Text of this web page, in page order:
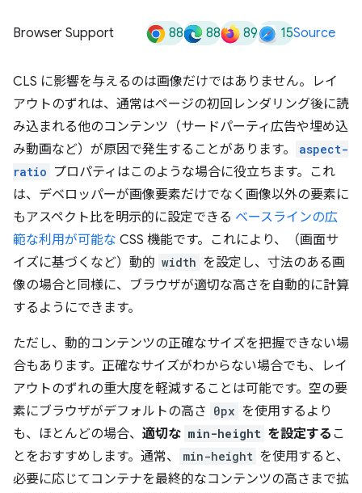
Browser Support 88 88 89 15Source
CLS に影響を与えるのは画像だけではありません。レイ
アウトのずれは、通常はページの初回レンダリング後に読
み込まれる他のコンテンツ（サードパーティ広告や埋め込
み動画など）が原因で発生することがあります。
aspect-
ratio プロパティはこのような場合に役立ちます。これ
は、デベロッパーが画像要素だけでなく画像以外の要素に
もアスペクト比を明示的に設定できる ベースラインの広
範な利用が可能な CSS 機能です。これにより、（画面サ
イズに基づくなど）動的 width を設定し、寸法のある画
像の場合と同様に、ブラウザが適切な高さを自動的に計算
するようにできます。
ただし、動的コンテンツの正確なサイズを把握できない場
合もあります。正確なサイズがわからない場合でも、レイ
アウトのずれの重大度を軽減することは可能です。空の要
素にブラウザがデフォルトの高さ 0px を使用するより
も、ほとんどの場合、 適切な min-height を設定する こ
とをおすすめします。通常、
min-height を使用すると、
必要に応じてコンテナを最終的なコンテンツの高さまで拡